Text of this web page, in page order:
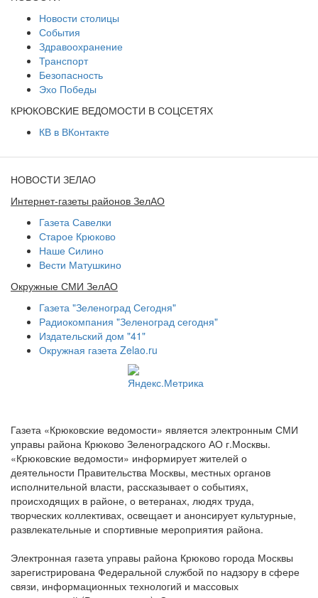
Новости столицы
События
Здравоохранение
Транспорт
Безопасность
Эхо Победы
КРЮКОВСКИЕ ВЕДОМОСТИ В СОЦСЕТЯХ
КВ в ВКонтакте
НОВОСТИ ЗЕЛАО
Интернет-газеты районов ЗелАО
Газета Савелки
Старое Крюково
Наше Силино
Вести Матушкино
Окружные СМИ ЗелАО
Газета "Зеленоград Сегодня"
Радиокомпания "Зеленоград сегодня"
Издательский дом "41"
Окружная газета Zelao.ru
Газета «Крюковские ведомости» является электронным СМИ
управы района Крюково Зеленоградского АО г.Москвы.
«Крюковские ведомости» информирует жителей о
деятельности Правительства Москвы, местных органов
исполнительной власти, рассказывает о событиях,
происходящих в районе, о ветеранах, людях труда,
творческих коллективах, освещает и анонсирует культурные,
развлекательные и спортивные мероприятия района.
Электронная газета управы района Крюково города Москвы
зарегистрирована Федеральной службой по надзору в сфере
связи, информационных технологий и массовых